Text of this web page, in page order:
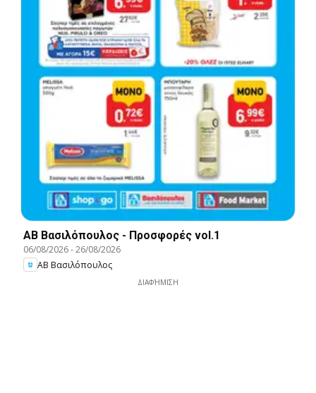
ΑΒ Βασιλόπουλος - Προσφορές vol.1
06/08/2026-26/08/2026
ΑΒ Βασιλόπουλος
ΔΙΑΦΉΜΙΣΗ